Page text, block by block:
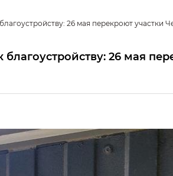
26 мая перекроют участки
26 мая